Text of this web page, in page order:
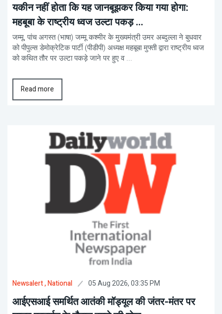
यकीन नहीं होता कि यह जानबूझकर किया गया होगा:
महबूबा के राष्ट्रीय ध्वज उल्टा पकड़ ...
जम्मू, पांच अगस्त (भाषा) जम्मू कश्मीर के मुख्यमंत्री उमर अब्दुल्ला ने बुधवार
को पीपुल्स डेमोक्रेटिक पार्टी (पीडीपी) अध्यक्ष महबूबा मुफ्ती द्वारा राष्ट्रीय ध्वज
को कथित तौर पर उल्टा पकड़े जाने पर हुए व ...
Read more
Newsalert, National 05 Aug 2026, 03:35 PM
आईएसआई समर्थित आतंकी मॉड्यूल की जंतर-मंतर पर